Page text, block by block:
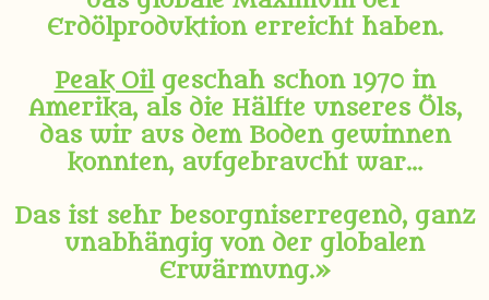
Erdölproduktion erreicht haben.
Peak Oilgeschah schon 1970 in
Amerika, als die Hälfte unseres Öls,
das wir aus dem Boden gewinnen
konnten, aufgebraucht war…
Das ist sehr besorgniserregend, ganz
unabhängig von der globalen
Erwärmung.»